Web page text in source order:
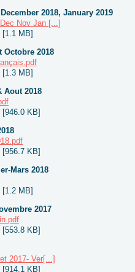
2018, January 2019
Nov Jan [...]
[1.1 MB]
Octobre 2018
[1.3 MB]
Aout 2018
[946.0 KB]
[956.7 KB]
Mars 2018
[1.2 MB]
2017
[553.8 KB]
2017- Ver[...]
[914.1 KB]